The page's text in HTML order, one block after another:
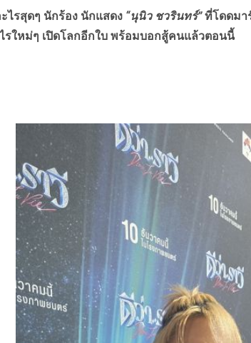
สุดๆ นักร้อง นักแสดง “นุนิว ชวรินทร์”ที่โดดมา
รใหม่ๆ เปิดโลกอีกใบ พร้อมบอกสู้คนแล้วตอนนี้